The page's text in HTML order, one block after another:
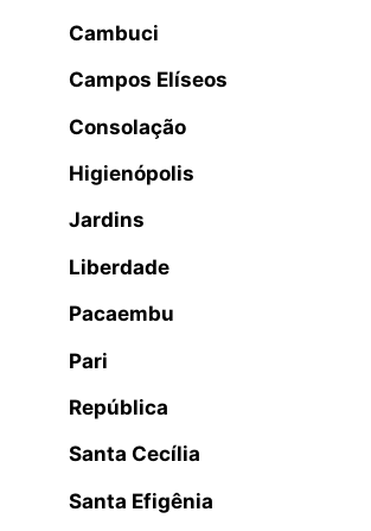
Cambuci
Campos Elíseos
Consolação
Higienópolis
Jardins
Liberdade
Pacaembu
Pari
República
Santa Cecília
Santa Efigênia